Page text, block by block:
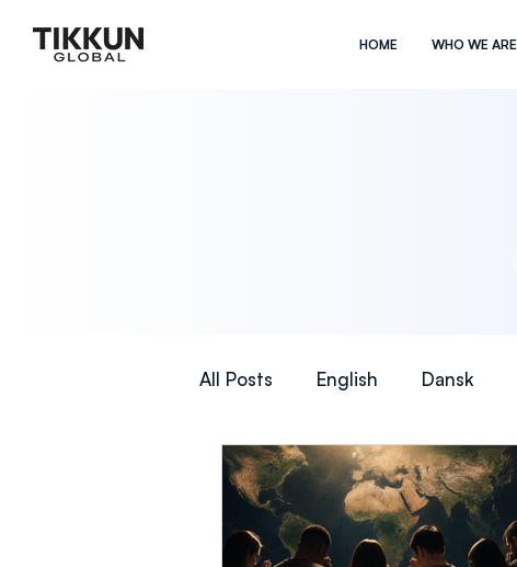
HOME WHO WE ARE
All Posts English Dansk
Česky ไทย 한국어
Strengthening the Remnant